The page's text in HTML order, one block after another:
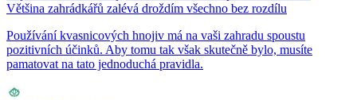
Většina zahrádkářů zalévá droždím všechno bez rozdílu
Používání kvasnicových hnojiv má na vaši zahradu spoustu
pozitivních účinků. Aby tomu tak však skutečně bylo, musíte
pamatovat na tato jednoduchá pravidla.